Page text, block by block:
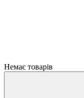
Немає товарів